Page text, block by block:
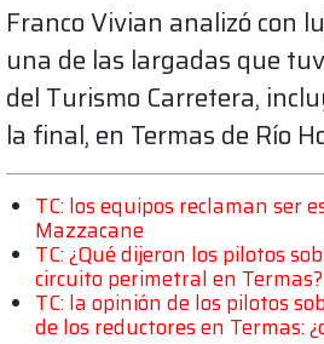
Franco Vivian analizó con
una de las largadas que
del Turismo Carretera,
la final, en Termas de Río
TC: los equipos reclaman ser
Mazzacane
TC: ¿Qué dijeron los pilotos
circuito perimetral en Termas?
TC: la opinión de los pilotos
de los reductores en Termas: